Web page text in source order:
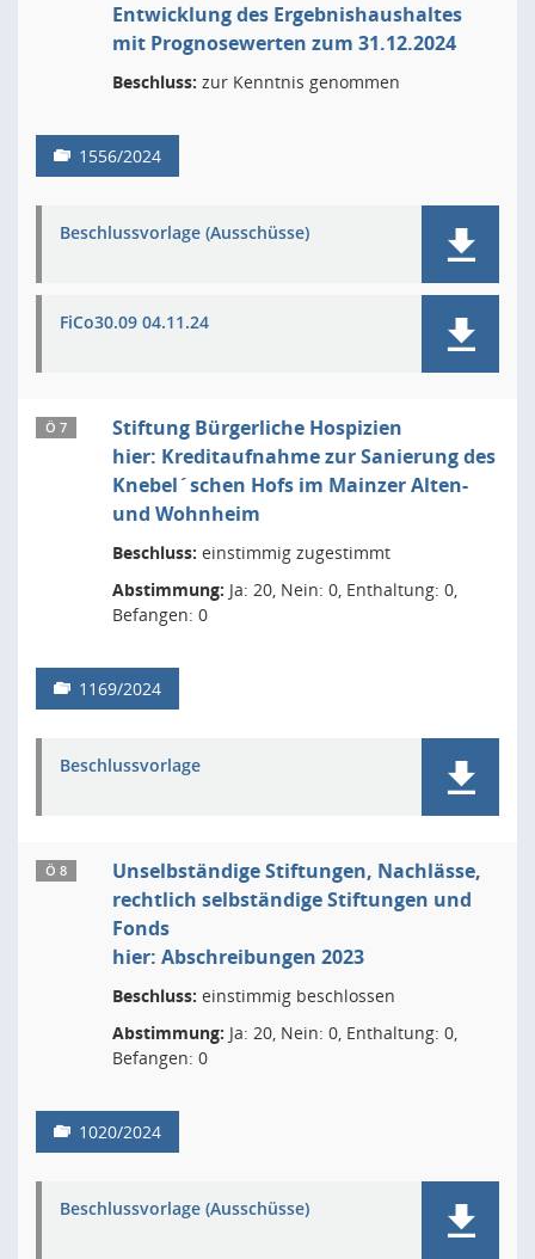
Entwicklung des Ergebnishaushaltes
mit Prognosewerten zum 31.12.2024
Beschluss: zur Kenntnis genommen
1556/2024
Beschlussvorlage (Ausschüsse)
FiCo30.09 04.11.24
Ö 7
Stiftung Bürgerliche Hospizien
hier: Kreditaufnahme zur Sanierung des
Knebel´schen Hofs im Mainzer Alten-
und Wohnheim
Beschluss: einstimmig zugestimmt
Abstimmung: Ja: 20, Nein: 0, Enthaltung: 0,
Befangen: 0
1169/2024
Beschlussvorlage
Ö 8
Unselbständige Stiftungen, Nachlässe,
rechtlich selbständige Stiftungen und
Fonds
hier: Abschreibungen 2023
Beschluss: einstimmig beschlossen
Abstimmung: Ja: 20, Nein: 0, Enthaltung: 0,
Befangen: 0
1020/2024
Beschlussvorlage (Ausschüsse)